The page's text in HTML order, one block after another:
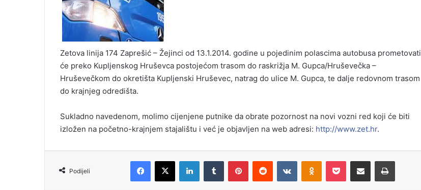
Zetova linija 174 Zaprešić – Žejinci od 13.1.2014. godine u pojedinim polascima autobusa prometovati
će preko Kupljenskog Hruševca postojećom trasom do raskrižja M. Gupca/Hruševečka –
Hruševečkom do okretišta Kupljenski Hruševec, natrag do ulice M. Gupca, te dalje redovnom trasom
do krajnjeg odredišta.
Sukladno navedenom, molimo cijenjene putnike da obrate pozornost na novi vozni red koji će biti
izložen na početno-krajnjem stajalištu i već je objavljen na web adresi: http://www.zet.hr.
Podijeli